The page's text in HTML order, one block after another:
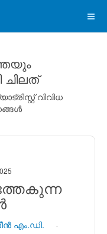
ചിലത്
വിവിധ
എം.ഡി.